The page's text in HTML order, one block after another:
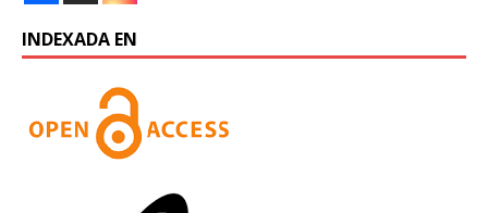
INDEXADA EN